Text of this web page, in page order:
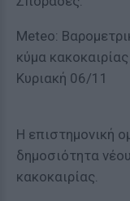
Meteo:
κύμα
Κυριακή 06/11
Η επιστημονική
δημοσιότητα
κακοκαιρίας.